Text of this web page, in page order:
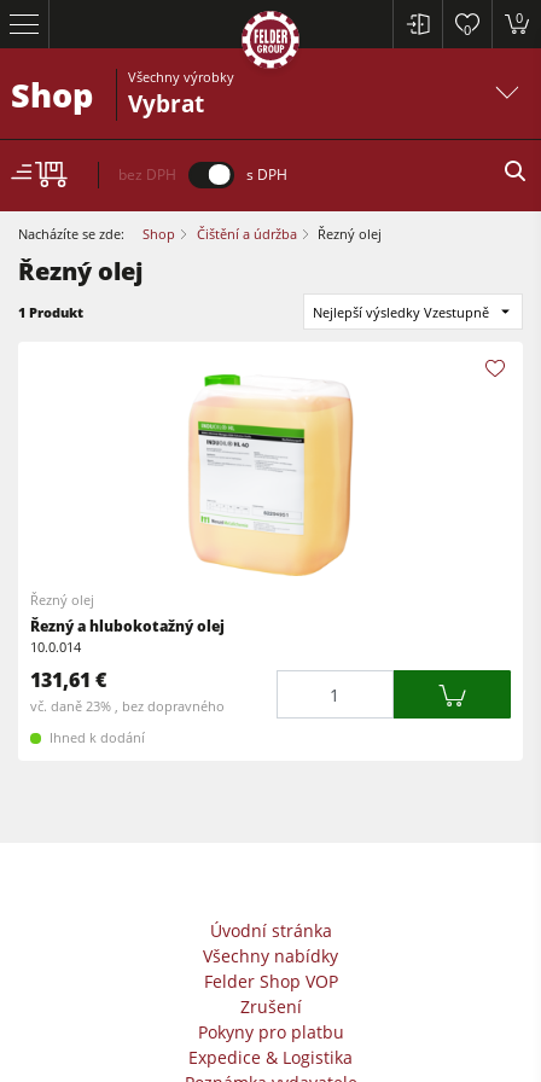
0
0
Okružní pily s frézkou
Kombinované dřevoobráběcí stroje
CNC obráběcí centra
Olepovačky hran
Širokopásové brusky
Pásové a hranové brusky
Kartáčovací stroje a kartáčové brusky
Pásové pily
Filtrační a odprašovací jednotky
Formátovací pily
Tloušťkovací a srovnávcí frézky
Okružní pily s frézkou
Kombinované stroje
Olepovačky hran
Pásové brusky
Pásové pily
Shop Všechny výrobky
Vybrat
bez DPH s DPH
Nacházíte se zde: Shop Čištění a údržba Řezný olej
Řezný olej
1 Produkt Nejlepší výsledky Vzestupně
Řezný olej
Řezný a hlubokotažný olej
10.0.014
131,61 €
vč. daně 23% , bez dopravného
Ihned k dodání
Úvodní stránka
Všechny nabídky
Felder Shop VOP
Zrušení
Pokyny pro platbu
Expedice & Logistika